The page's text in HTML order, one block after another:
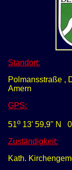
Standort:
Polmansstraße ,
Amern
GPS:
51o 13' 59,9" N 0
Zuständigkeit:
Kath.